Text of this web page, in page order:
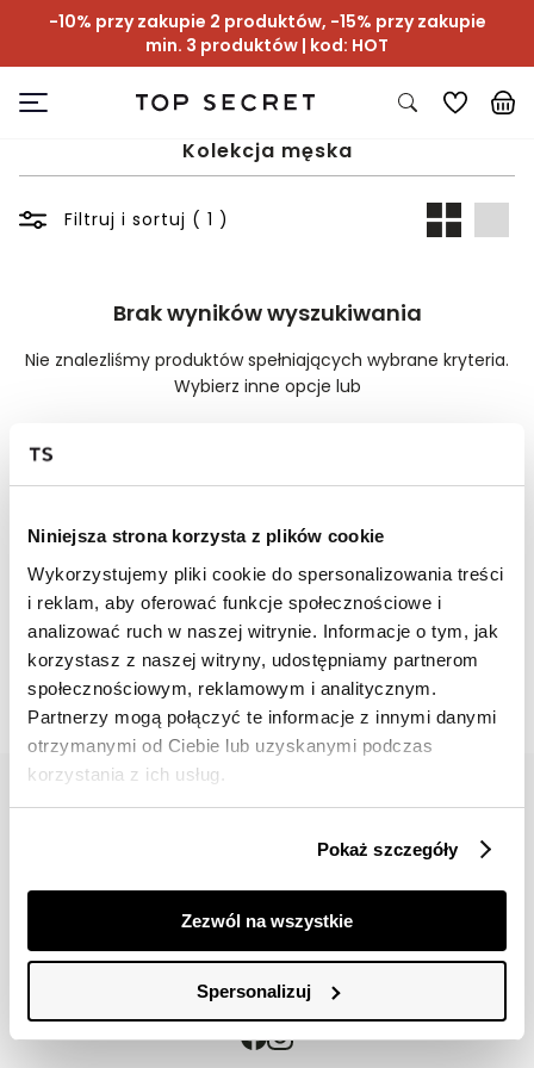
Niniejsza strona korzysta z plików cookie
Wykorzystujemy pliki cookie do spersonalizowania treści
i reklam, aby oferować funkcje społecznościowe i
analizować ruch w naszej witrynie. Informacje o tym, jak
korzystasz z naszej witryny, udostępniamy partnerom
społecznościowym, reklamowym i analitycznym.
Partnerzy mogą połączyć te informacje z innymi danymi
otrzymanymi od Ciebie lub uzyskanymi podczas
korzystania z ich usług.
Pokaż szczegóły
Zezwól na wszystkie
Spersonalizuj
-10% przy zakupie 2 produktów, -15% przy zakupie
min. 3 produktów | kod: HOT
Kolekcja męska
Filtruj i sortuj ( 1 )
Brak wyników wyszukiwania
Nie znalezliśmy produktów spełniających wybrane kryteria.
Wybierz inne opcje lub
📸 OZNACZAJ NAS NA ZDJĘCIACH
#topsecretfashion
Znajdź nas